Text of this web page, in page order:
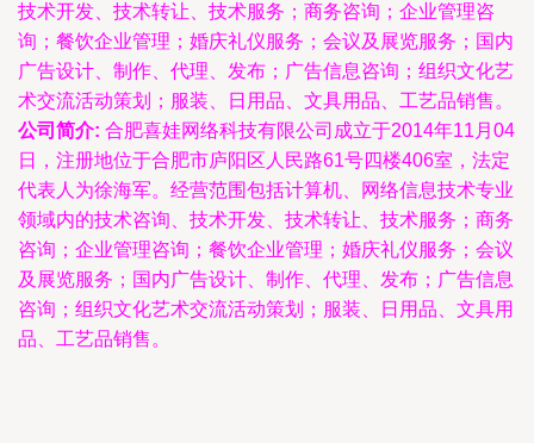
技术开发、技术转让、技术服务；商务咨询；企业管理咨
询；餐饮企业管理；婚庆礼仪服务；会议及展览服务；国内
广告设计、制作、代理、发布；广告信息咨询；组织文化艺
术交流活动策划；服装、日用品、文具用品、工艺品销售。
公司简介: 合肥喜娃网络科技有限公司成立于2014年11月04
日，注册地位于合肥市庐阳区人民路61号四楼406室，法定
代表人为徐海军。经营范围包括计算机、网络信息技术专业
领域内的技术咨询、技术开发、技术转让、技术服务；商务
咨询；企业管理咨询；餐饮企业管理；婚庆礼仪服务；会议
及展览服务；国内广告设计、制作、代理、发布；广告信息
咨询；组织文化艺术交流活动策划；服装、日用品、文具用
品、工艺品销售。